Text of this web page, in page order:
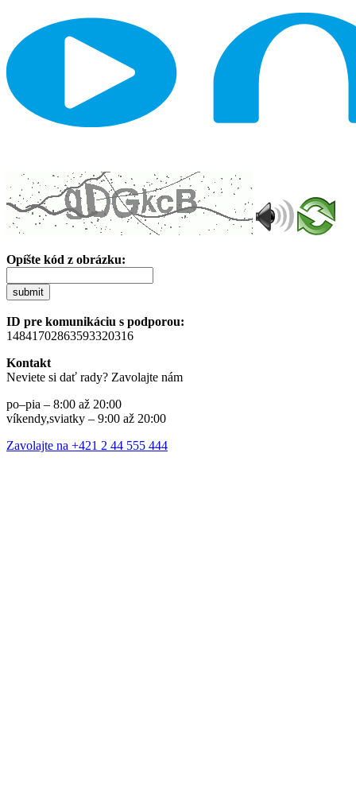
Opíšte kód z obrázku:
submit
ID pre komunikáciu s podporou:
14841702863593320316
Kontakt
Neviete si dať rady? Zavolajte nám
po–pia – 8:00 až 20:00
víkendy,sviatky – 9:00 až 20:00
Zavolajte na +421 2 44 555 444